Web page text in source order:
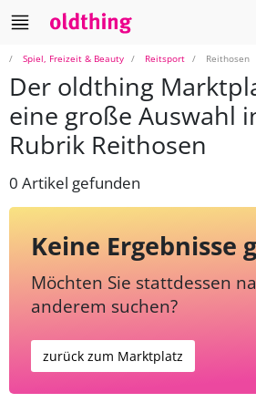
Spiel, Freizeit & Beauty Reitsport Reithosen
Der oldthing
eine große Auswahl
Rubrik Reithosen
0 Artikel gefunden
Keine Ergebnisse
Möchten Sie stattdessen
anderem suchen?
zurück zum Marktplatz